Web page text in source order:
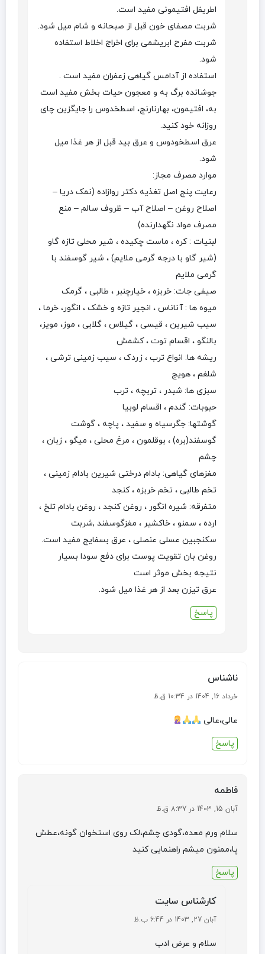
اطریفل افتیمونی مفید است.
شربت مصفای خون قبل از صبحانه و شام میل شود.
شربت مفرح ابریشمی برای اخراج اخلاط استفاده
شود.
استفاده از آدامس گیاهی زعفران مفید است .
جوشانده برگ به و معجون حیات بخش مفید است
به، افتیمون، بهارنارنج، اسطخدوس را جایگزین چای
روزانه خود کنید.
عرق اسطخودوس و عرق بید قبل از هر غذا میل
شود.
موارد مصرف مجاز:
رعایت پنج اصل تغذیه دکتر روازاده (نمک دریا –
اصلاح روغن – اصلاح آب – ظروف سالم – منع
مصرف مواد نگهدارنده)
لبنیات : کره ، ماست چکیده ، شیر محلی تازه گاو
(شیر گاو با درجه گرمی ملایم) ، شیر گوسفند با
گرمی ملایم
صیفی جات: خربزه ، خیارچنبر ، طالبی ، گرمک
میوه ها : آناناس ، انجیر تازه و خشک ، انگور، خرما ،
سیب شیرین ، قیسی ، گیلاس ، گلابی ، موز، مویز،
بالنگو ، اقسام توت ، کشمش
ریشه ها: انواع ترب ، زردک ، سیب زمینی ترشی ،
شلغم ، هویج
سبزی ها: شبدر ، تربچه ، ترب
حبوبات: گندم ، اقسام لوبیا
گوشتها: جگرسیاه و سفید ، پاچه ، گوشت
گوسفند(بره) ، بوقلمون ، مرغ محلی ، میگو ، زبان ،
چشم
مغزهای گیاهی: بادام درختی شیرین بادام زمینی ،
تخم طالبی ، تخم خربزه ، کنجد
متفرقه: شیره انگور ، روغن کنجد ، روغن بادام تلخ ،
ارده ، سمنو ، خاکشیر ، مغزگوسفند ,شربت
سکنجبین عسلی عنصلی ، عرق بسفایج مفید است.
روغن بان تقویت پوست برای دفع سودا بسیار
نتیجه بخش موثر است
عرق تیزن بعد از هر غذا میل شود.
پاسخ
ناشناس
خرداد 16, 1404 در 10:34 ق.ظ
عالى،عالى
پاسخ
فاطمه
آبان 15, 1403 در 8:37 ق.ظ
سلام ورم معده،گودی چشم،لک روی استخوان گونه،عطش
پا،ممنون میشم راهنمایی کنید
پاسخ
کارشناس سایت
آبان 27, 1403 در 6:44 ب.ظ
سلام و عرض ادب